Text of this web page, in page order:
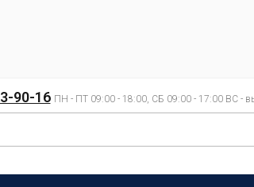
90-16 ПН - ПТ 09:00 - 18:00, СБ 09:00 - 17:00 ВС -